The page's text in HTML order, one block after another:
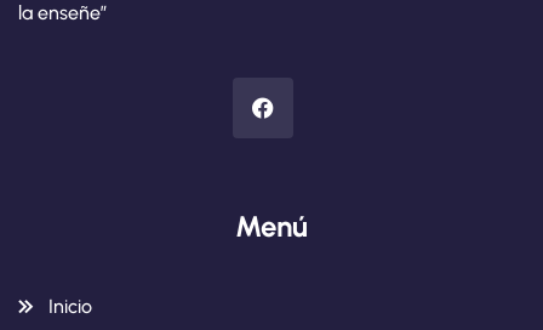
la enseñe”
Menú
Inicio